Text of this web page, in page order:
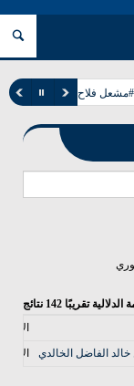
فلاح غانم الخالدي
الدلالية تقريبًا 142 نتائج
الأخبار
خالد الفاضل الخالدي الأخبار